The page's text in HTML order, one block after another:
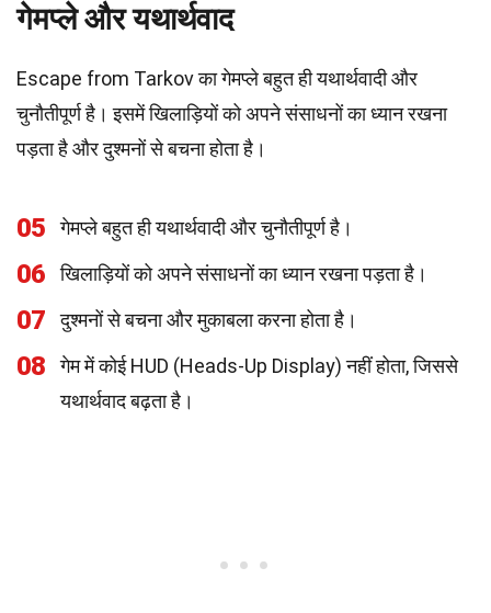
गेमप्ले और यथार्थवाद
Escape from Tarkov का गेमप्ले बहुत ही यथार्थवादी और
चुनौतीपूर्ण है। इसमें खिलाड़ियों को अपने संसाधनों का ध्यान रखना
पड़ता है और दुश्मनों से बचना होता है।
05 गेमप्ले बहुत ही यथार्थवादी और चुनौतीपूर्ण है।
06 खिलाड़ियों को अपने संसाधनों का ध्यान रखना पड़ता है।
07 दुश्मनों से बचना और मुकाबला करना होता है।
08
गेम में कोई HUD (Heads-Up Display) नहीं होता, जिससे
यथार्थवाद बढ़ता है।